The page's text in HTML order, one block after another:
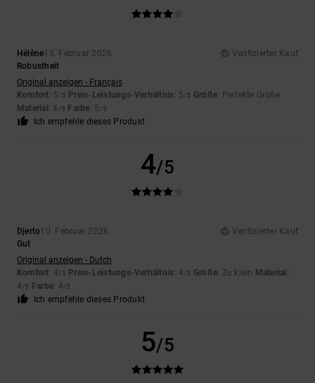
Hélène15. Februar 2026
Verifizierter Kauf
Robustheit
Original anzeigen - Français
Komfort: 5/5 Preis-Leistungs-Verhältnis: 5/5 Größe: Perfekte Größe
Material : 4 /5 Farbe: 5/5
Ich empfehle dieses Produkt
4/5
Djerto10. Februar 2026
Verifizierter Kauf
Gut
Original anzeigen - Dutch
Komfort: 4/5 Preis-Leistungs-Verhältnis: 4/5 Größe: Zu klein Material :
4/5 Farbe: 4/5
Ich empfehle dieses Produkt
5/5